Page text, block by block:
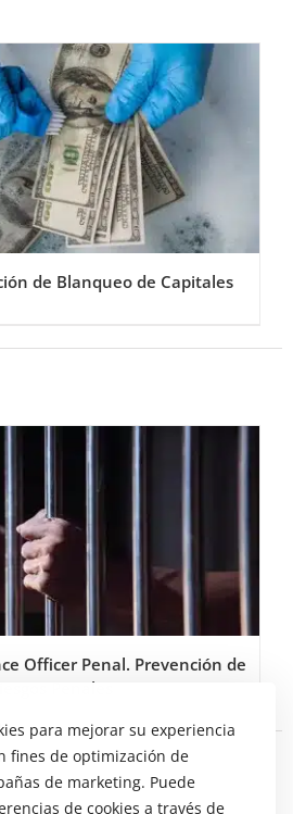
de Blanqueo de Capitales
Officer Penal. Prevención de
Penales
para mejorar su experiencia
fines de optimización de
de marketing. Puede
de cookies a través de